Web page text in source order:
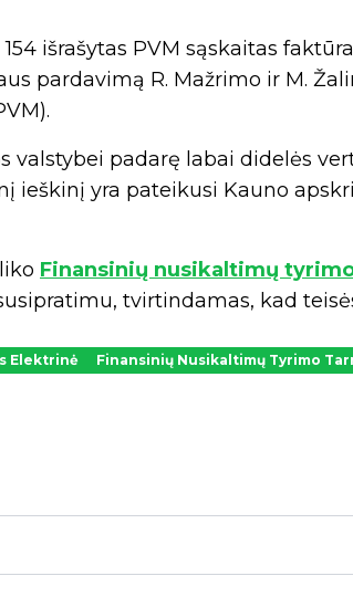
išrašytas PVM sąskaitas
pardavimą R. Mažrimo ir M.
valstybei padarę labai didelės
ieškinį yra pateikusi Kauno
Finansinių nusikaltimų
tvirtindamas, kad
Elektrinė Finansinių Nusikaltimų Tyrimo